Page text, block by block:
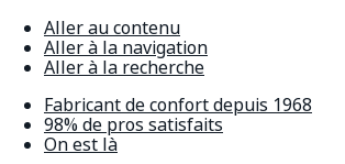
Aller au contenu
Aller à la navigation
Aller à la recherche
Fabricant de confort depuis 1968
98% de pros satisfaits
On est là